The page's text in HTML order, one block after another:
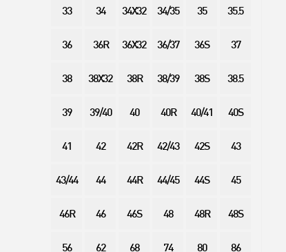
33 34 34X32 34/35 35 35.5
36 36R 36X32 36/37 36S 37
38 38X32 38R 38/39 38S 38.5
39 39/40 40 40R 40/41 40S
41 42 42R 42/43 42S 43
43/44 44 44R 44/45 44S 45
46R 46 46S 48 48R 48S
56 62 68 74 80 86